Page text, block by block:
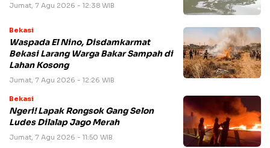
Jumat, 7 Agu 2026 - 12:38 WIB
Bekasi
Waspada El Nino, Disdamkarmat
Bekasi Larang Warga Bakar Sampah di
Lahan Kosong
Jumat, 7 Agu 2026 - 12:26 WIB
Bekasi
Ngeri! Lapak Rongsok Gang Selon
Ludes Dilalap Jago Merah
Jumat, 7 Agu 2026 - 11:50 WIB